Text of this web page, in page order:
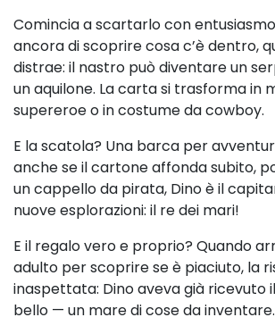
Comincia a scartarlo con
ancora di scoprire cosa c’è dentro,
distrae: il nastro può diventare un
un aquilone. La carta si trasforma in
supereroe o in costume da cowboy.
E la scatola? Una barca per
anche se il cartone affonda subito,
un cappello da pirata, Dino è il
nuove esplorazioni: il re dei mari!
E il regalo vero e proprio? Quando
adulto per scoprire se è piaciuto, la
inaspettata: Dino aveva già ricevuto
bello — un mare di cose da inventare.